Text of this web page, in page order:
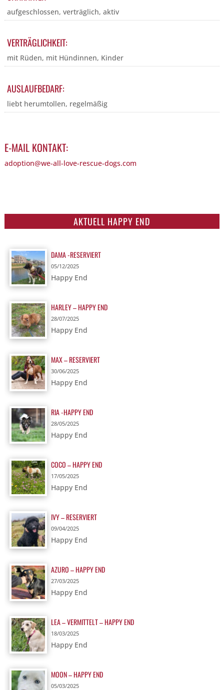
aufgeschlossen, verträglich, aktiv
VERTRÄGLICHKEIT:
mit Rüden, mit Hündinnen, Kinder
AUSLAUFBEDARF:
liebt herumtollen, regelmäßig
E-MAIL KONTAKT:
adoption@we-all-love-rescue-dogs.com
AKTUELL HAPPY END
DAMA -RESERVIERT
05/12/2025
Happy End
HARLEY – HAPPY END
28/07/2025
Happy End
MAX – RESERVIERT
30/06/2025
Happy End
RIA -HAPPY END
28/05/2025
Happy End
COCO – HAPPY END
17/05/2025
Happy End
IVY – RESERVIERT
09/04/2025
Happy End
AZURO – HAPPY END
27/03/2025
Happy End
LEA – VERMITTELT – HAPPY END
18/03/2025
Happy End
MOON – HAPPY END
05/03/2025